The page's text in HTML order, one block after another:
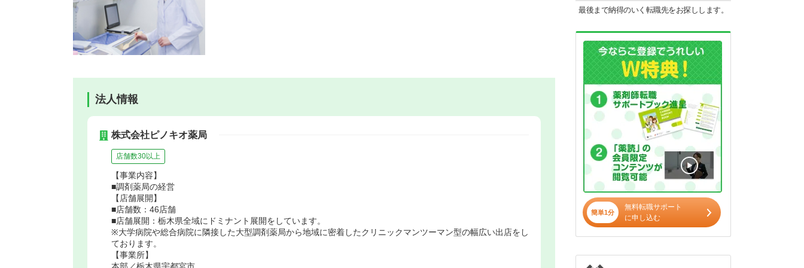
法人情報
株式会社ピノキオ薬局
店舗数30以上
【事業内容】
■調剤薬局の経営
【店舗展開】
■店舗数：46店舗
■店舗展開：栃木県全域にドミナント展開をしています。
※大学病院や総合病院に隣接した大型調剤薬局から地域に密着したクリニックマンツーマン型の幅広い出店をし
ております。
【事業所】
本部／栃木県宇都宮市
最後まで納得のいく転職先をお探しします。
簡単1分
無料転職サポート
に申し込む